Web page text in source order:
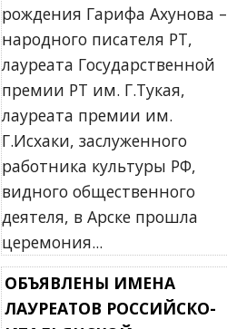
рождения Гарифа Ахунова –
народного писателя РТ,
лауреата Государственной
премии РТ им. Г.Тукая,
лауреата премии им.
Г.Исхаки, заслуженного
работника культуры РФ,
видного общественного
деятеля, в Арске прошла
церемония...
ОБЪЯВЛЕНЫ ИМЕНА
ЛАУРЕАТОВ РОССИЙСКО-